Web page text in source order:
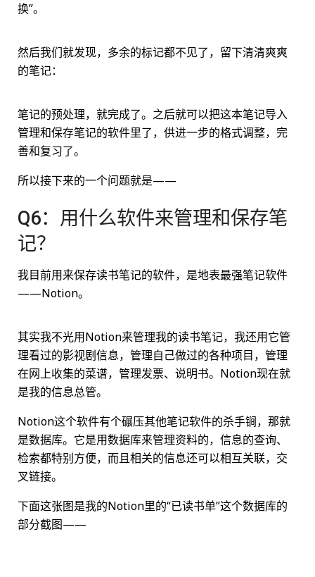
换”。
然后我们就发现，多余的标记都不见了，留下清清爽爽
的笔记：
笔记的预处理，就完成了。之后就可以把这本笔记导入
管理和保存笔记的软件里了，供进一步的格式调整，完
善和复习了。
所以接下来的一个问题就是——
Q6：用什么软件来管理和保存笔
记？
我目前用来保存读书笔记的软件，是地表最强笔记软件
——Notion。
其实我不光用Notion来管理我的读书笔记，我还用它管
理看过的影视剧信息，管理自己做过的各种项目，管理
在网上收集的菜谱，管理发票、说明书。Notion现在就
是我的信息总管。
Notion这个软件有个碾压其他笔记软件的杀手锏，那就
是数据库。它是用数据库来管理资料的，信息的查询、
检索都特别方便，而且相关的信息还可以相互关联，交
叉链接。
下面这张图是我的Notion里的“已读书单”这个数据库的
部分截图——